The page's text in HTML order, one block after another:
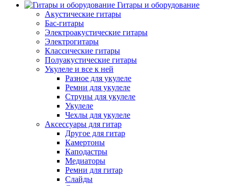
Гитары и оборудование
Акустические гитары
Бас-гитары
Электроакустические гитары
Электрогитары
Классические гитары
Полуакустические гитары
Укулеле и все к ней
Разное для укулеле
Ремни для укулеле
Струны для укулеле
Укулеле
Чехлы для укулеле
Аксессуары для гитар
Другое для гитар
Камертоны
Каподастры
Медиаторы
Ремни для гитар
Слайды